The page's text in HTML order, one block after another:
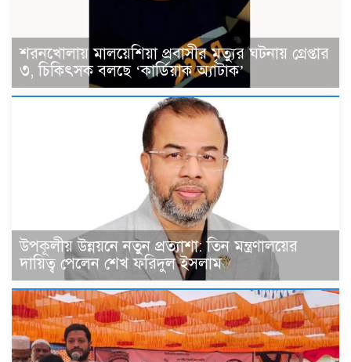
শরনখোলায় মালয়েশিয়া প্রবাসীর মৃত্যুর ঘটনায় গ্রেপ্তার
৩, চিকিৎসক বলছে ‘কার্ডিয়াক অ্যাটাক’
উপকূলীয় উন্নয়নে নতুন প্রত্যাশা: তিন মন্ত্রণালয়ের
দায়িত্ব পেলেন শেখ ফরিদুল ইসলাম